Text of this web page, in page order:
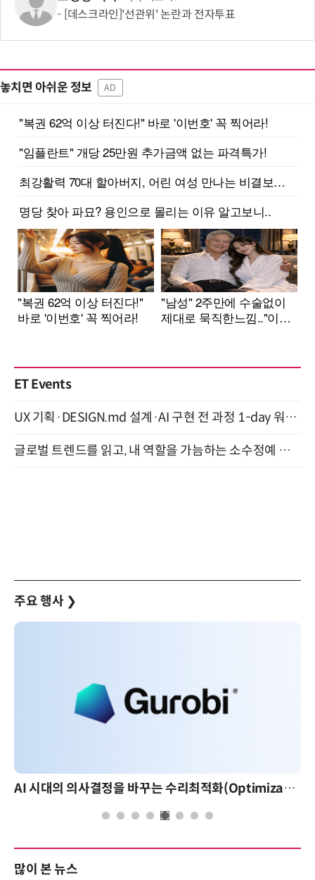
[데스크라인]'선관위' 논란과 전자투표
놓치면 아쉬운 정보 AD
ET Events
UX 기획·DESIGN.md 설계·AI 구현 전 과정 1-day 워크숍 with Claude Code·Codex 9월 15일 개최
글로벌 트렌드를 읽고, 내 역할을 가늠하는 소수정예 실습 워크숍 (8/28)
주요 행사 ❯
AI 시대의 의사결정을 바꾸는 수리최적화(Optimization): 실제 산업 적용 사례와 활용 전략
많이 본 뉴스